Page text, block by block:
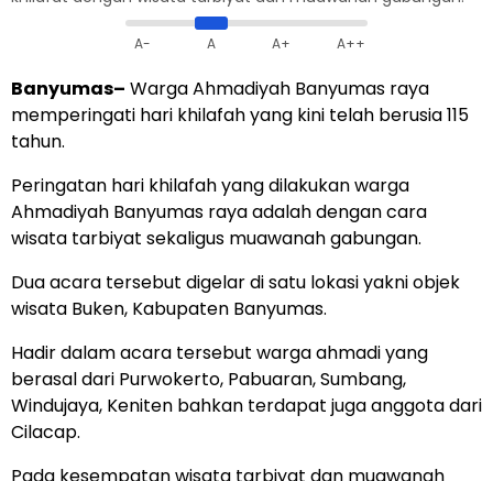
A- A A+ A++
Banyumas– Warga Ahmadiyah Banyumas raya
memperingati hari khilafah yang kini telah berusia 115
tahun.
Peringatan hari khilafah yang dilakukan warga
Ahmadiyah Banyumas raya adalah dengan cara
wisata tarbiyat sekaligus muawanah gabungan.
Dua acara tersebut digelar di satu lokasi yakni objek
wisata Buken, Kabupaten Banyumas.
Hadir dalam acara tersebut warga ahmadi yang
berasal dari Purwokerto, Pabuaran, Sumbang,
Windujaya, Keniten bahkan terdapat juga anggota dari
Cilacap.